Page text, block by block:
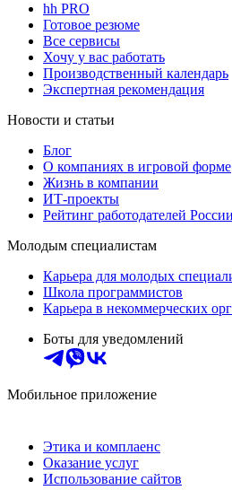
hh PRO
Готовое резюме
Все сервисы
Хочу у вас работать
Производственный календарь
Экспертная рекомендация
Новости и статьи
Блог
О компаниях в игровой форме
Жизнь в компании
ИТ-проекты
Рейтинг работодателей России
Молодым специалистам
Карьера для молодых
Школа программистов
Карьера в некоммерческих
Боты для уведомлений
Мобильное приложение
Этика и комплаенс
Оказание услуг
Использование сайтов